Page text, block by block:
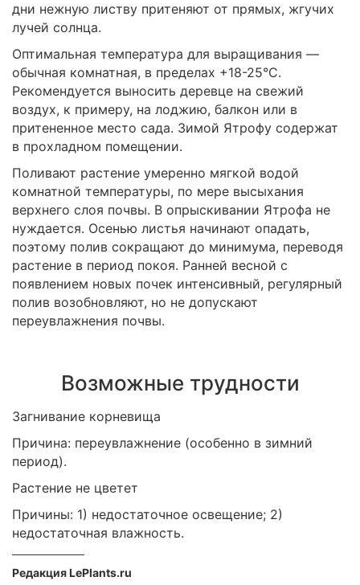
дни нежную листву притеняют от прямых, жгучих
лучей солнца.
Оптимальная температура для выращивания —
обычная комнатная, в пределах +18-25°С.
Рекомендуется выносить деревце на свежий
воздух, к примеру, на лоджию, балкон или в
притененное место сада. Зимой Ятрофу содержат
в прохладном помещении.
Поливают растение умеренно мягкой водой
комнатной температуры, по мере высыхания
верхнего слоя почвы. В опрыскивании Ятрофа не
нуждается. Осенью листья начинают опадать,
поэтому полив сокращают до минимума, переводя
растение в период покоя. Ранней весной с
появлением новых почек интенсивный, регулярный
полив возобновляют, но не допускают
переувлажнения почвы.
Возможные трудности
Загнивание корневища
Причина: переувлажнение (особенно в зимний
период).
Растение не цветет
Причины: 1) недостаточное освещение; 2)
недостаточная влажность.
Редакция LePlants.ru